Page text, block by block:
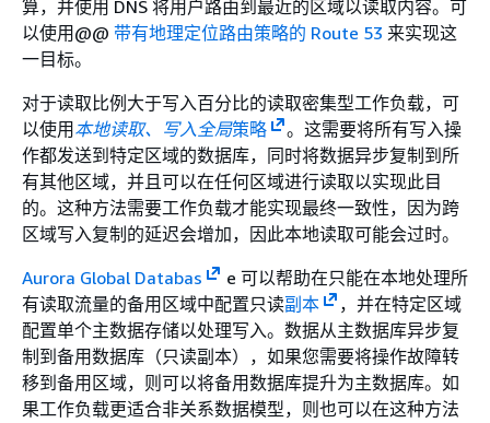
算，并使用 DNS 将用户路由到最近的区域以读取内容。可
以使用@@ 带有地理定位路由策略的 Route 53 来实现这
一目标。
对于读取比例大于写入百分比的读取密集型工作负载，可
以使用 本地读取、写入全局策略
。这需要将所有写入操
作都发送到特定区域的数据库，同时将数据异步复制到所
有其他区域，并且可以在任何区域进行读取以实现此目
的。这种方法需要工作负载才能实现最终一致性，因为跨
区域写入复制的延迟会增加，因此本地读取可能会过时。
Aurora Global Databas
e 可以帮助在只能在本地处理所
有读取流量的备用区域中配置只读副本
，并在特定区域
配置单个主数据存储以处理写入。数据从主数据库异步复
制到备用数据库（只读副本），如果您需要将操作故障转
移到备用区域，则可以将备用数据库提升为主数据库。如
果工作负载更适合非关系数据模型，则也可以在这种方法